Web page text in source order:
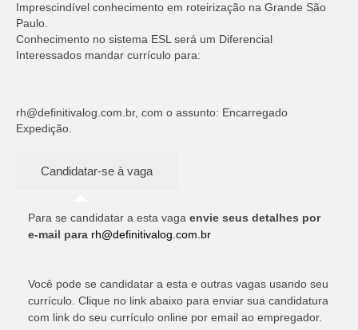
Imprescindível conhecimento em roteirização na Grande São
Paulo.
Conhecimento no sistema ESL será um Diferencial
Interessados mandar currículo para:
rh@definitivalog.com.br, com o assunto: Encarregado
Expedição.
Para se candidatar a esta vaga envie seus detalhes por
e-mail para rh@definitivalog.com.br
Você pode se candidatar a esta e outras vagas usando seu
currículo. Clique no link abaixo para enviar sua candidatura
com link do seu currículo online por email ao empregador.